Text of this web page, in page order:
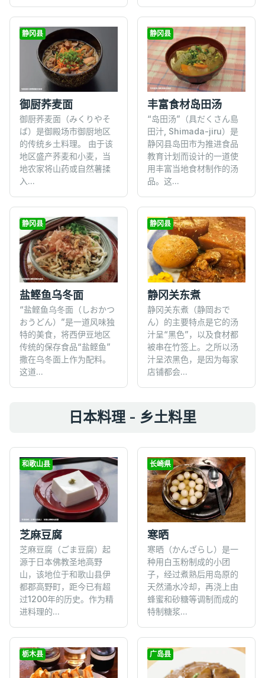
静冈县
御厨荞麦面
御厨荞麦面（みくりやそ
ば）是御殿场市御厨地区
的传统乡土料理。 由于该
地区盛产荞麦和小麦，当
地农家将山药或自然薯揉
入...
静冈县
丰富食材岛田汤
“岛田汤”（具だくさん島
田汁, Shimada-jiru）是
静冈县岛田市为推进食品
教育计划而设计的一道使
用丰富当地食材制作的汤
品。这...
静冈县
盐鲣鱼乌冬面
“盐鲣鱼乌冬面（しおかつ
おうどん）”是一道风味独
特的美食，将西伊豆地区
传统的保存食品“盐鲣鱼”
撒在乌冬面上作为配料。
这道...
静冈县
静冈关东煮
静冈关东煮（静岡おで
ん）的主要特点是它的汤
汁呈“黑色”，以及食材都
被串在竹签上。之所以汤
汁呈浓黑色，是因为每家
店铺都会...
日本料理 - 乡土料里
和歌山县
芝麻豆腐
芝麻豆腐（ごま豆腐）起
源于日本佛教圣地高野
山，该地位于和歌山县伊
都郡高野町，距今已有超
过1200年的历史。作为精
进料理的...
长崎県
寒晒
寒晒（かんざらし）是一
种用白玉粉制成的小团
子，经过煮熟后用岛原的
天然涌水冷却，再浇上由
蜂蜜和砂糖等调制而成的
特制糖浆...
栃木县 广岛县